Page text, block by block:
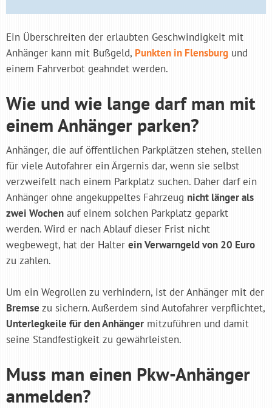
Ein Überschreiten der erlaubten Geschwindigkeit mit
Anhänger kann mit Bußgeld, Punkten in Flensburg und
einem Fahrverbot geahndet werden.
Wie und wie lange darf man mit
einem Anhänger parken?
Anhänger, die auf öffentlichen Parkplätzen stehen, stellen
für viele Autofahrer ein Ärgernis dar, wenn sie selbst
verzweifelt nach einem Parkplatz suchen. Daher darf ein
Anhänger ohne angekuppeltes Fahrzeug nicht länger als
zwei Wochen auf einem solchen Parkplatz geparkt
werden. Wird er nach Ablauf dieser Frist nicht
wegbewegt, hat der Halter ein Verwarngeld von 20 Euro
zu zahlen.
Um ein Wegrollen zu verhindern, ist der Anhänger mit der
Bremse zu sichern. Außerdem sind Autofahrer verpflichtet,
Unterlegkeile für den Anhänger mitzuführen und damit
seine Standfestigkeit zu gewährleisten.
Muss man einen Pkw-Anhänger
anmelden?